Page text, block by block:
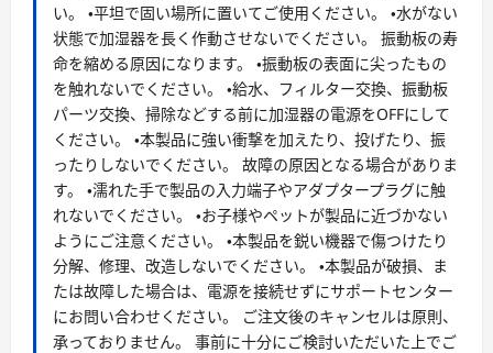
い。 ・平坦で固い場所に置いてご使用ください。 ・水がない
状態で加湿器を長く作動させないでください。 振動板の寿
命を縮める原因になります。 ・振動板の表面に尖ったもの
を触れないでください。 ・給水、フィルター交換、振動板
パーツ交換、掃除などする前に加湿器の電源をOFFにして
ください。 ・本製品に強い衝撃を加えたり、投げたり、振
ったりしないでください。 故障の原因となる場合がありま
す。 ・濡れた手で製品の入力端子やアダプタープラグに触
れないでください。 ・お子様やペットが製品に近づかない
ようにご注意ください。 ・本製品を鋭い機器で傷つけたり
分解、修理、改造しないでください。 ・本製品が破損、ま
たは故障した場合は、電源を接続せずにサポートセンター
にお問い合わせください。 ご注文後のキャンセルは原則、
承っておりません。 事前に十分にご検討いただいた上でご